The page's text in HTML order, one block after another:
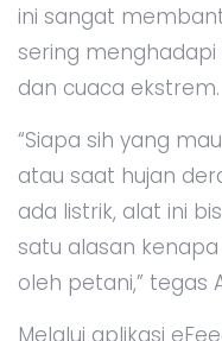
ini sangat
sering
dan cuaca ekstrem.
“Siapa sih yang
atau saat hujan
ada listrik, alat ini
satu alasan
oleh petani,” tegas
Melalui aplikasi